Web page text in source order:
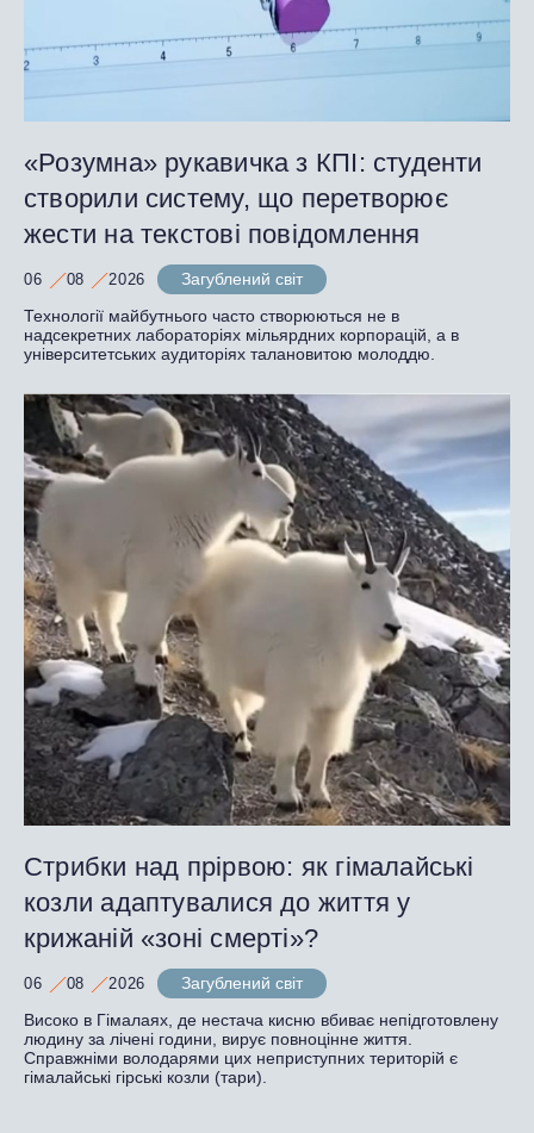
«Розумна» рукавичка з КПІ: студенти
створили систему, що перетворює
жести на текстові повідомлення
06 08 2026
Загублений світ
Технології майбутнього часто створюються не в
надсекретних лабораторіях мільярдних корпорацій, а в
університетських аудиторіях талановитою молоддю.
Стрибки над прірвою: як гімалайські
козли адаптувалися до життя у
крижаній «зоні смерті»?
06 08 2026
Загублений світ
Високо в Гімалаях, де нестача кисню вбиває непідготовлену
людину за лічені години, вирує повноцінне життя.
Справжніми володарями цих неприступних територій є
гімалайські гірські козли (тари).